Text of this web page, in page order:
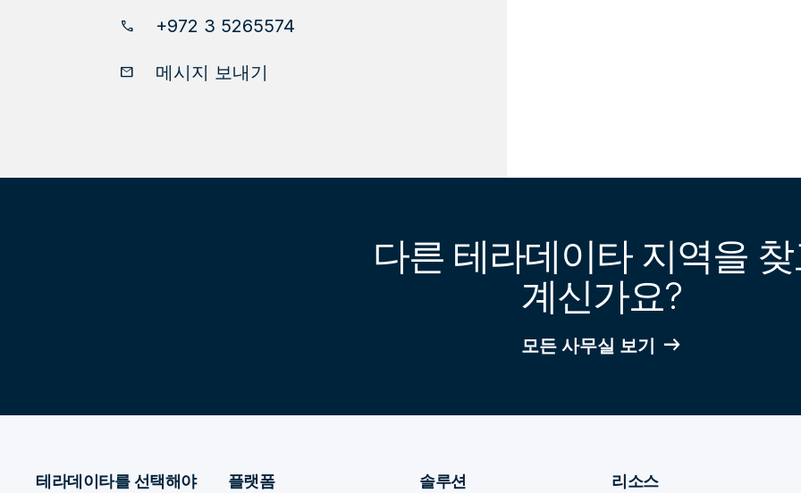
phone +972 3 5265574
email 메시지 보내기
다른 테라데이타 지역을
계신가요?
모든 사무실 보기
테라데이타를 선택해야
플랫폼 솔루션 리소스